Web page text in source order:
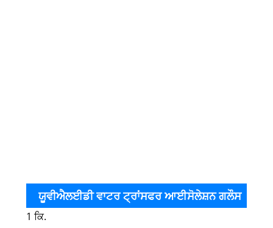
ਯੂਵੀਐਲਈਡੀ ਵਾਟਰ ਟ੍ਰਾਂਸਫਰ ਆਈਸੋਲੇਸ਼ਨ ਗਲੌਸ
ਆਇਲ ਦਾ ਪੈਕੇਜ
1 ਕਿ.